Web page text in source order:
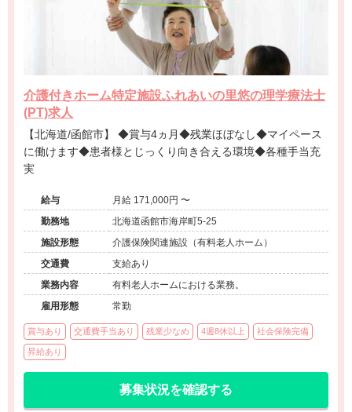
介護付きホーム特定施設ふれあいの里悠の理学療法士
(PT)求人
【北海道/函館市】 ◆賞与4ヵ月◆残業ほぼなし◆マイペース
に働けます◆患者様とじっくり向き合える環境◆各種手当充
実
給与
月給 171,000円 〜
勤務地
北海道函館市海岸町5-25
施設形態
介護保険関連施設（有料老人ホーム）
交通費
支給あり
業務内容
有料老人ホームにおける業務。
雇用形態
常勤
賞与あり 交通費手当あり 残業少なめ 4週8休以上 社会保険完備
昇給あり
募集状況を確認する